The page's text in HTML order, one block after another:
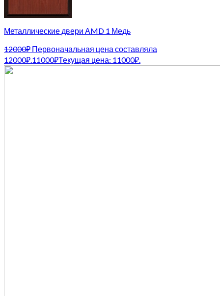
Металлические двери АMD 1 Медь
12000₽ Первоначальная цена составляла
12000₽.11000₽Текущая цена: 11000₽.